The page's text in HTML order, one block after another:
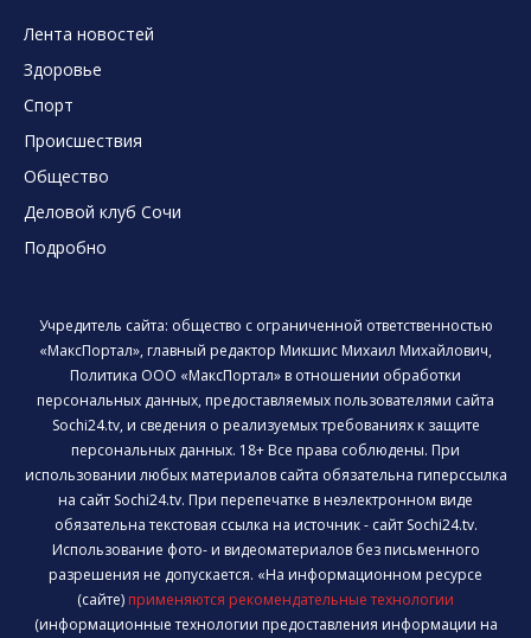
Лента новостей
Здоровье
Спорт
Происшествия
Общество
Деловой клуб Сочи
Подробно
Учредитель сайта: общество с ограниченной ответственностью
«МаксПортал», главный редактор Микшис Михаил Михайлович,
Политика ООО «МаксПортал» в отношении обработки
персональных данных, предоставляемых пользователями сайта
Sochi24.tv, и сведения о реализуемых требованиях к защите
персональных данных. 18+ Все права соблюдены. При
использовании любых материалов сайта обязательна гиперссылка
на сайт Sochi24.tv. При перепечатке в неэлектронном виде
обязательна текстовая ссылка на источник - сайт Sochi24.tv.
Использование фото- и видеоматериалов без письменного
разрешения не допускается. «На информационном ресурсе
(сайте) применяются рекомендательные технологии
(информационные технологии предоставления информации на